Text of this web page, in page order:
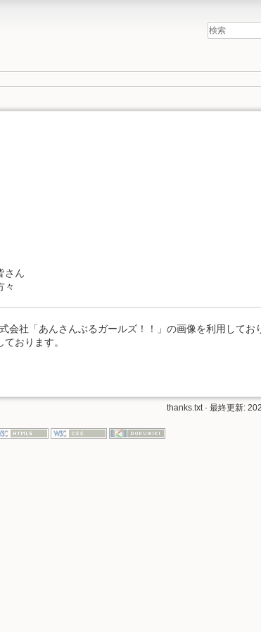
さん
々
会社「あんさんぶるガールズ！！」の画像を利用してお
おります。
thanks.txt · 最終更新: